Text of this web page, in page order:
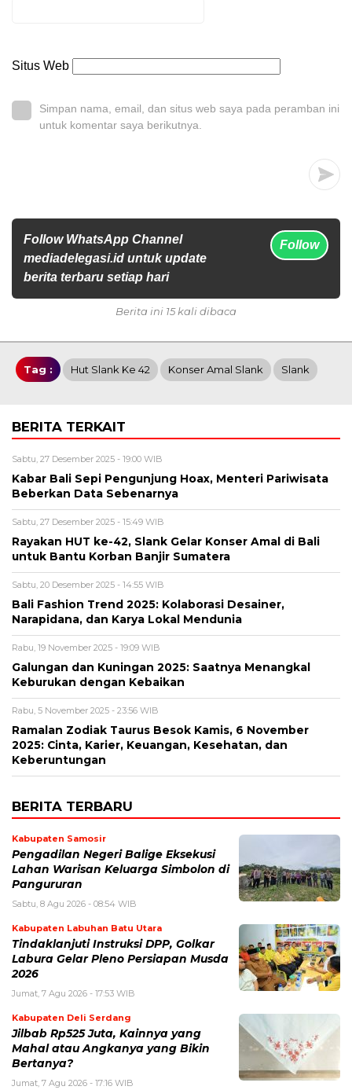
Situs Web
Simpan nama, email, dan situs web saya pada peramban ini
untuk komentar saya berikutnya.
Follow WhatsApp Channel
mediadelegasi.id untuk update
berita terbaru setiap hari
Follow
Berita ini 15 kali dibaca
Tag : Hut Slank Ke 42 Konser Amal Slank Slank
BERITA TERKAIT
Sabtu, 27 Desember 2025 - 19:00 WIB
Kabar Bali Sepi Pengunjung Hoax, Menteri Pariwisata
Beberkan Data Sebenarnya
Sabtu, 27 Desember 2025 - 15:49 WIB
Rayakan HUT ke-42, Slank Gelar Konser Amal di Bali
untuk Bantu Korban Banjir Sumatera
Sabtu, 20 Desember 2025 - 14:55 WIB
Bali Fashion Trend 2025: Kolaborasi Desainer,
Narapidana, dan Karya Lokal Mendunia
Rabu, 19 November 2025 - 19:09 WIB
Galungan dan Kuningan 2025: Saatnya Menangkal
Keburukan dengan Kebaikan
Rabu, 5 November 2025 - 23:56 WIB
Ramalan Zodiak Taurus Besok Kamis, 6 November
2025: Cinta, Karier, Keuangan, Kesehatan, dan
Keberuntungan
BERITA TERBARU
Kabupaten Samosir
Pengadilan Negeri Balige Eksekusi
Lahan Warisan Keluarga Simbolon di
Pangururan
Sabtu, 8 Agu 2026 - 08:54 WIB
Kabupaten Labuhan Batu Utara
Tindaklanjuti Instruksi DPP, Golkar
Labura Gelar Pleno Persiapan Musda
2026
Jumat, 7 Agu 2026 - 17:53 WIB
Kabupaten Deli Serdang
Jilbab Rp525 Juta, Kainnya yang
Mahal atau Angkanya yang Bikin
Bertanya?
Jumat, 7 Agu 2026 - 17:16 WIB